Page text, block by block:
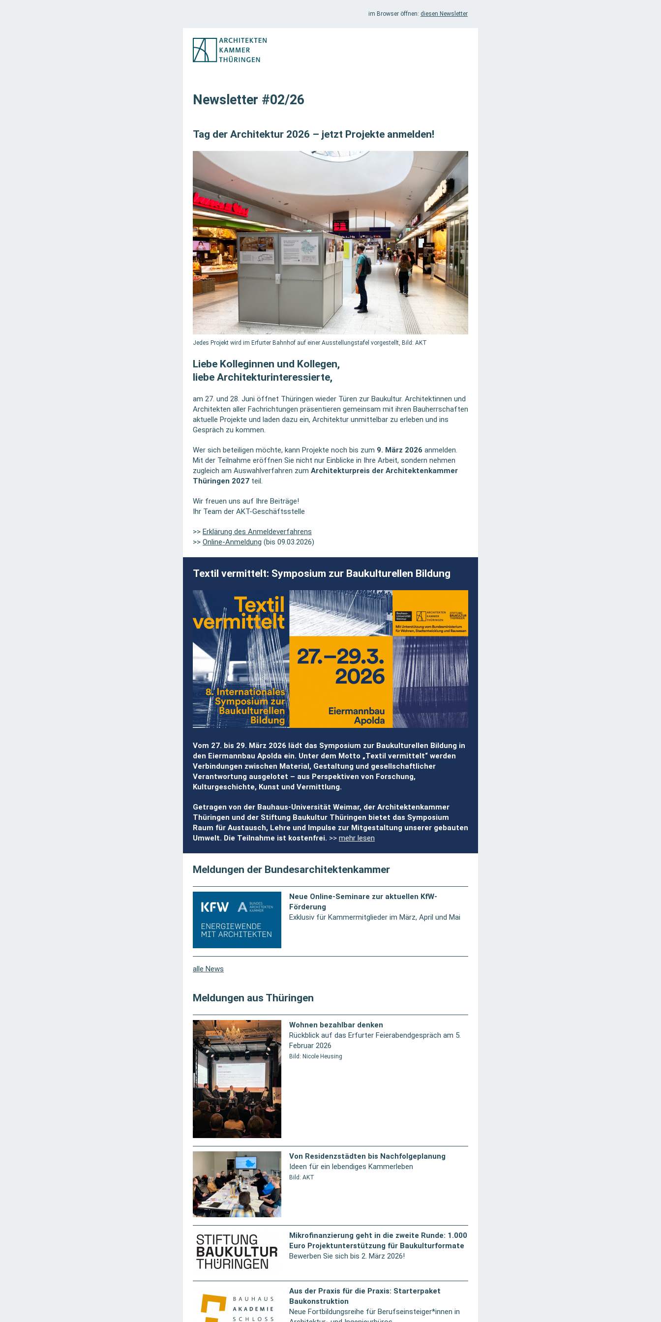
im Browser öffnen: diesen Newsletter
Newsletter #02/26
Tag der Architektur 2026 – jetzt Projekte anmelden!
Jedes Projekt wird im Erfurter Bahnhof auf einer Ausstellungstafel vorgestellt, Bild: AKT
Liebe Kolleginnen und Kollegen,
liebe Architekturinteressierte,
am 27. und 28. Juni öffnet Thüringen wieder Türen zur Baukultur. Architektinnen und
Architekten aller Fachrichtungen präsentieren gemeinsam mit ihren Bauherrschaften
aktuelle Projekte und laden dazu ein, Architektur unmittelbar zu erleben und ins
Gespräch zu kommen.
Wer sich beteiligen möchte, kann Projekte noch bis zum 9. März 2026 anmelden.
Mit der Teilnahme eröffnen Sie nicht nur Einblicke in Ihre Arbeit, sondern nehmen
zugleich am Auswahlverfahren zum Architekturpreis der Architektenkammer
Thüringen 2027 teil.
Wir freuen uns auf Ihre Beiträge!
Ihr Team der AKT-Geschäftsstelle
>> Erklärung des Anmeldeverfahrens
>> Online-Anmeldung (bis 09.03.2026)
Textil vermittelt: Symposium zur Baukulturellen Bildung
Vom 27. bis 29. März 2026 lädt das Symposium zur Baukulturellen Bildung in
den Eiermannbau Apolda ein. Unter dem Motto „Textil vermittelt“ werden
Verbindungen zwischen Material, Gestaltung und gesellschaftlicher
Verantwortung ausgelotet – aus Perspektiven von Forschung,
Kulturgeschichte, Kunst und Vermittlung.
Getragen von der Bauhaus-Universität Weimar, der Architektenkammer
Thüringen und der Stiftung Baukultur Thüringen bietet das Symposium
Raum für Austausch, Lehre und Impulse zur Mitgestaltung unserer gebauten
Umwelt. Die Teilnahme ist kostenfrei. >> mehr lesen
Meldungen der Bundesarchitektenkammer
Neue Online-Seminare zur aktuellen KfW-
Förderung
Exklusiv für Kammermitglieder im März, April und Mai
alle News
Meldungen aus Thüringen
Wohnen bezahlbar denken
Rückblick auf das Erfurter Feierabendgespräch am 5.
Februar 2026
Bild: Nicole Heusing
Von Residenzstädten bis Nachfolgeplanung
Ideen für ein lebendiges Kammerleben
Bild: AKT
Mikrofinanzierung geht in die zweite Runde: 1.000
Euro Projektunterstützung für Baukulturformate
Bewerben Sie sich bis 2. März 2026!
Aus der Praxis für die Praxis: Starterpaket
Baukonstruktion
Neue Fortbildungsreihe für Berufseinsteiger*innen in